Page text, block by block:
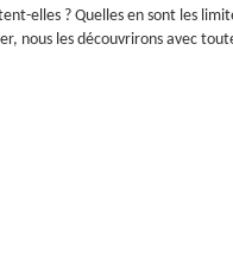
elles ? Quelles en sont les
nous les découvrirons avec